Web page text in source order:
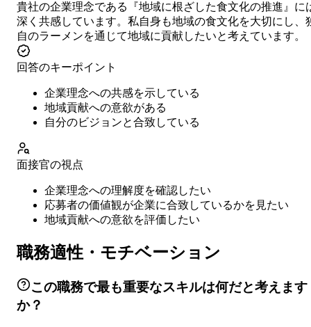
貴社の企業理念である『地域に根ざした食文化の推進』に
深く共感しています。私自身も地域の食文化を大切にし、
自のラーメンを通じて地域に貢献したいと考えています。
回答のキーポイント
企業理念への共感を示している
地域貢献への意欲がある
自分のビジョンと合致している
面接官の視点
企業理念への理解度を確認したい
応募者の価値観が企業に合致しているかを見たい
地域貢献への意欲を評価したい
職務適性・モチベーション
この職務で最も重要なスキルは何だと考えます
か？